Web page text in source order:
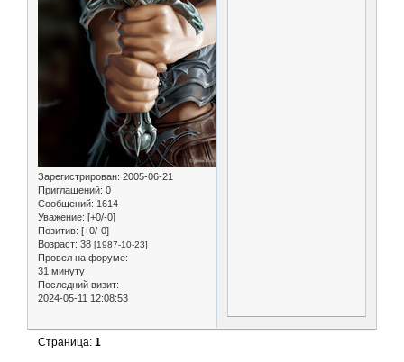
Зарегистрирован: 2005-06-21
Приглашений: 0
Сообщений: 1614
Уважение: [+0/-0]
Позитив: [+0/-0]
Возраст: 38 [1987-10-23]
Провел на форуме:
31 минуту
Последний визит:
2024-05-11 12:08:53
Страница:1